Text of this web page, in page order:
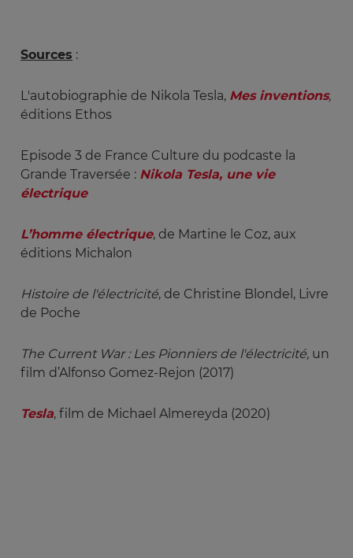
Sources :
L'autobiographie de Nikola Tesla, Mes inventions,
éditions Ethos
Episode 3 de France Culture du podcaste la
Grande Traversée : Nikola Tesla, une vie
électrique
L’homme électrique, de Martine le Coz, aux
éditions Michalon
Histoire de l'électricité, de Christine Blondel, Livre
de Poche
The Current War : Les Pionniers de l'électricité, un
film d’Alfonso Gomez-Rejon (2017)
Tesla, film de Michael Almereyda (2020)